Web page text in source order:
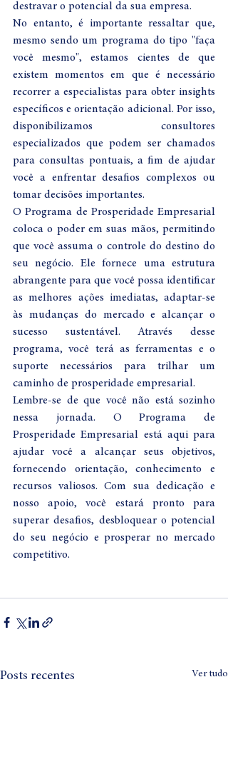
destravar o potencial da sua empresa.
No entanto, é importante ressaltar que,
mesmo sendo um programa do tipo "faça
você mesmo", estamos cientes de que
existem momentos em que é necessário
recorrer a especialistas para obter insights
específicos e orientação adicional. Por isso,
disponibilizamos consultores
especializados que podem ser chamados
para consultas pontuais, a fim de ajudar
você a enfrentar desafios complexos ou
tomar decisões importantes.
O Programa de Prosperidade Empresarial
coloca o poder em suas mãos, permitindo
que você assuma o controle do destino do
seu negócio. Ele fornece uma estrutura
abrangente para que você possa identificar
as melhores ações imediatas, adaptar-se
às mudanças do mercado e alcançar o
sucesso sustentável. Através desse
programa, você terá as ferramentas e o
suporte necessários para trilhar um
caminho de prosperidade empresarial.
Lembre-se de que você não está sozinho
nessa jornada. O Programa de
Prosperidade Empresarial está aqui para
ajudar você a alcançar seus objetivos,
fornecendo orientação, conhecimento e
recursos valiosos. Com sua dedicação e
nosso apoio, você estará pronto para
superar desafios, desbloquear o potencial
do seu negócio e prosperar no mercado
competitivo.
Posts recentes Ver tudo